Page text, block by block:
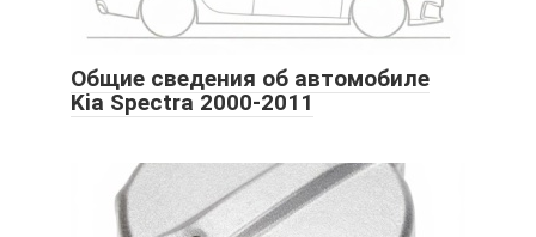
Общие сведения об автомобиле
Kia Spectra 2000-2011